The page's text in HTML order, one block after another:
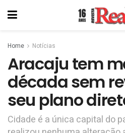
Home Notícias
Aracaju tem
década sem
seu plano
Cidade é a única capital do